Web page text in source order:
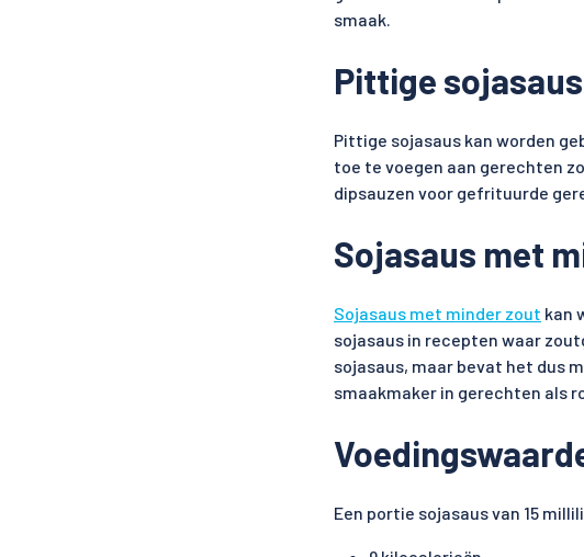
smaak.
Pittige sojasaus
Pittige sojasaus kan worden
toe te voegen aan gerechten
dipsauzen voor gefrituurde
Sojasaus met
Sojasaus met minder zout kan
sojasaus in recepten waar
sojasaus, maar bevat het dus
smaakmaker in gerechten als
Een portie sojasaus van 15